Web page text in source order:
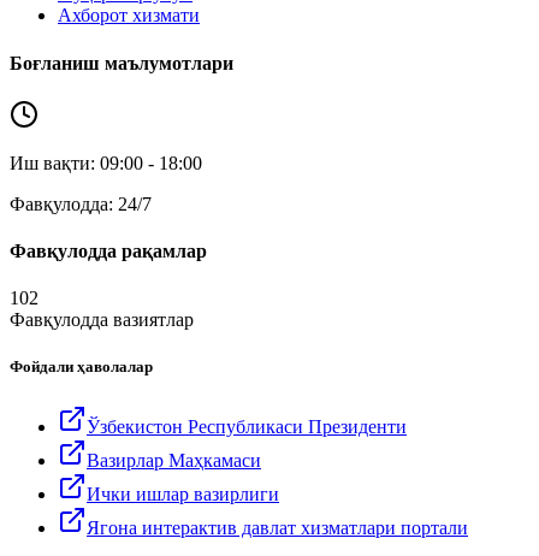
Ахборот хизмати
Боғланиш маълумотлари
Иш вақти: 09:00 - 18:00
Фавқулодда: 24/7
Фавқулодда рақамлар
102
Фавқулодда вазиятлар
Фойдали ҳаволалар
Ўзбекистон Республикаси Президенти
Вазирлар Маҳкамаси
Ички ишлар вазирлиги
Ягона интерактив давлат хизматлари портали